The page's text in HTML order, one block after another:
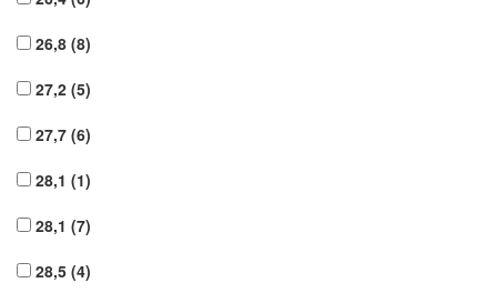
26,8 (8)
27,2 (5)
27,7 (6)
28,1 (1)
28,1 (7)
28,5 (4)